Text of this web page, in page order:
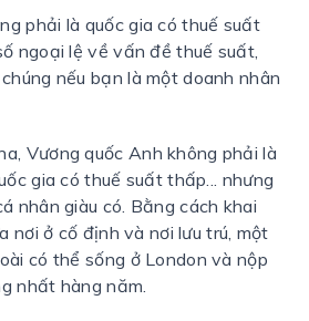
phải là quốc gia có thuế suất
ngoại lệ về vấn đề thuế suất,
nếu bạn là một doanh nhân
Vương quốc Anh không phải là
gia có thuế suất thấp... nhưng
nhân giàu có. Bằng cách khai
nơi ở cố định và nơi lưu trú, một
có thể sống ở London và nộp
nhất hàng năm.